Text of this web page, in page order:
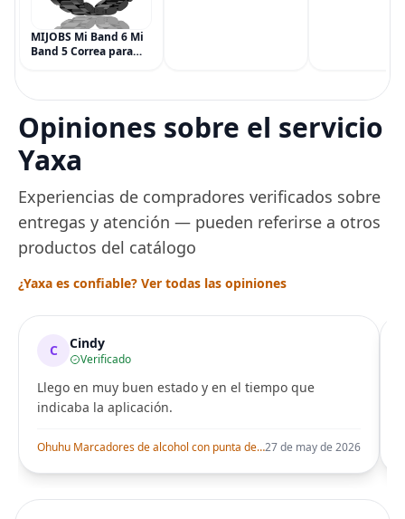
MIJOBS Mi Band 6 Mi
Band 5 Correa para
de metal para Mi
Smart Band 6
Opiniones sobre el servicio
Yaxa
Experiencias de compradores verificados sobre
entregas y atención — pueden referirse a otros
productos del catálogo
¿Yaxa es confiable? Ver todas las opiniones
C Cindy
Verificado
Llego en muy buen estado y en el tiempo que
indicaba la aplicación.
Ohuhu Marcadores de alcohol con punta de pincel – Juego de marcadores artísticos de doble punta con certificación AP para artistas adultos27 de may de 2026